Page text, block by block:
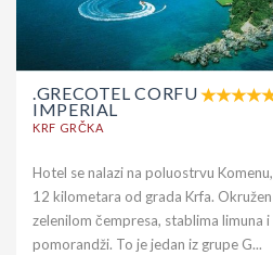
.GRECOTEL CORFU
IMPERIAL
KRF GRČKA
Hotel se nalazi na poluostrvu Komenu,
12 kilometara od grada Krfa. Okružen
zelenilom čempresa, stablima limuna i
pomorandži. To je jedan iz grupe G...